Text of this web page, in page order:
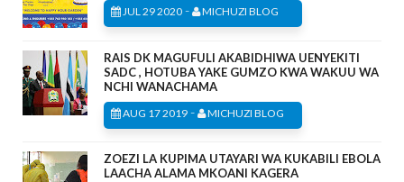
JUL 29 2020 - MICHUZI BLOG
RAIS DK MAGUFULI AKABIDHIWA UENYEKITI
SADC , HOTUBA YAKE GUMZO KWA WAKUU WA
NCHI WANACHAMA
AUG 17 2019 - MICHUZI BLOG
ZOEZI LA KUPIMA UTAYARI WA KUKABILI EBOLA
LAACHA ALAMA MKOANI KAGERA